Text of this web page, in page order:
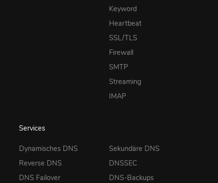
Keyword
Heartbeat
SSL/TLS
Firewall
SMTP
Streaming
IMAP
Services
Dynamisches DNS
Reverse DNS
DNS Failover
Sekundäre DNS
DNSSEC
DNS-Backups